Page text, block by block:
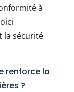
à
la sécurité
renforce la
?